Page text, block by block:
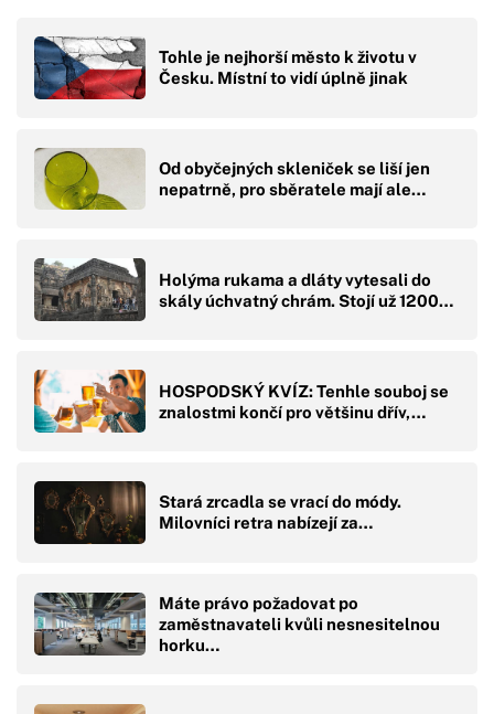
Tohle je nejhorší město k životu v
Česku. Místní to vidí úplně jinak
Od obyčejných skleniček se liší jen
nepatrně, pro sběratele mají ale…
Holýma rukama a dláty vytesali do
skály úchvatný chrám. Stojí už 1200…
HOSPODSKÝ KVÍZ: Tenhle souboj se
znalostmi končí pro většinu dřív,…
Stará zrcadla se vrací do módy.
Milovníci retra nabízejí za…
Máte právo požadovat po
zaměstnavateli kvůli nesnesitelnou
horku…